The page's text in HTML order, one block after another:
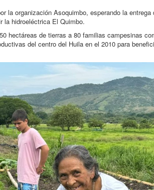
la organización Asoquimbo, esperando la
la hidroeléctrica El Quimbo.
hectáreas de tierras a 80 familias campesinas
del centro del Huila en el 2010 para